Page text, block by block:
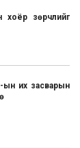
хоёр зөрчлийг
их засварын